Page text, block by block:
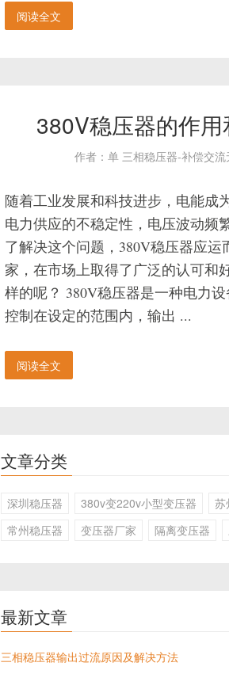
阅读全文
380V稳压器的作
作者：单 三相稳压器-补偿交
随着工业发展和科技进步，电能成
电力供应的不稳定性，电压波动频
了解决这个问题，380V稳压器应
家，在市场上取得了广泛的认可和
样的呢？ 380V稳压器是一种电力
控制在设定的范围内，输出 ...
阅读全文
文章分类
深圳稳压器 380v变220v小型变压器
苏
常州稳压器
变压器厂家 隔离变压器
最新文章
三相稳压器输出过流原因及解决方法